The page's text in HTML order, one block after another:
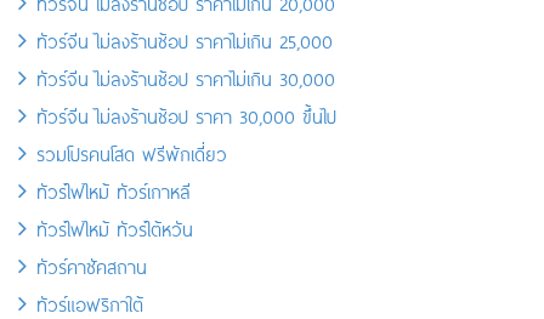
ทัวร์จีน ไม่ลงร้านช้อป ราคาไม่เกิน 25,000
ทัวร์จีน ไม่ลงร้านช้อป ราคาไม่เกิน 30,000
ทัวร์จีน ไม่ลงร้านช้อป ราคา 30,000 ขึ้นไป
รวมโปรคนโสด ฟรีพักเดี่ยว
ทัวร์ไฟไหม้ ทัวร์เกาหลี
ทัวร์ไฟไหม้ ทัวร์ไต้หวัน
ทัวร์คาซัคสถาน
ทัวร์แอฟริกาใต้